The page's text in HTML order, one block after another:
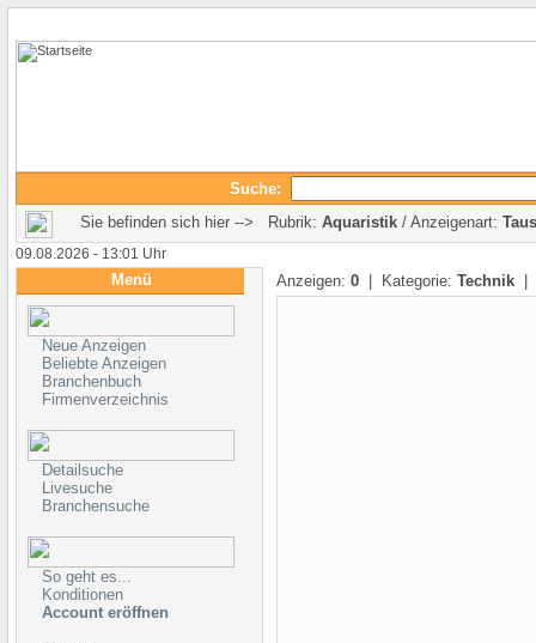
Suche:
Sie befinden sich hier --> Rubrik: Aquaristik / Anzeigenart:
09.08.2026 - 13:01 Uhr
Menü
Neue Anzeigen
Beliebte Anzeigen
Branchenbuch
Firmenverzeichnis
Detailsuche
Livesuche
Branchensuche
So geht es...
Konditionen
Account eröffnen
Anzeigen: 0 | Kategorie: Technik